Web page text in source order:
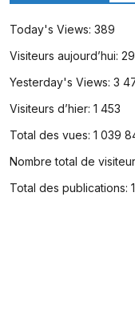
Today's Views: 389
Visiteurs aujourd’hui:
Yesterday's Views: 3
Visiteurs d’hier: 1 453
Total des vues: 1 039
Nombre total de
Total des publications: